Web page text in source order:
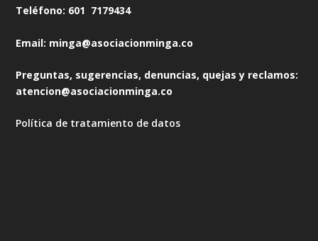
Teléfono: 601 7179434
Email: minga@asociacionminga.co
Preguntas, sugerencias, denuncias, quejas y reclamos:
atencion@asociacionminga.co
Política de tratamiento de datos